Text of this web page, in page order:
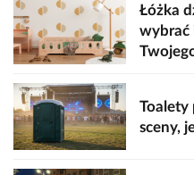
Łóżka
wybrać
Toalety
sceny,